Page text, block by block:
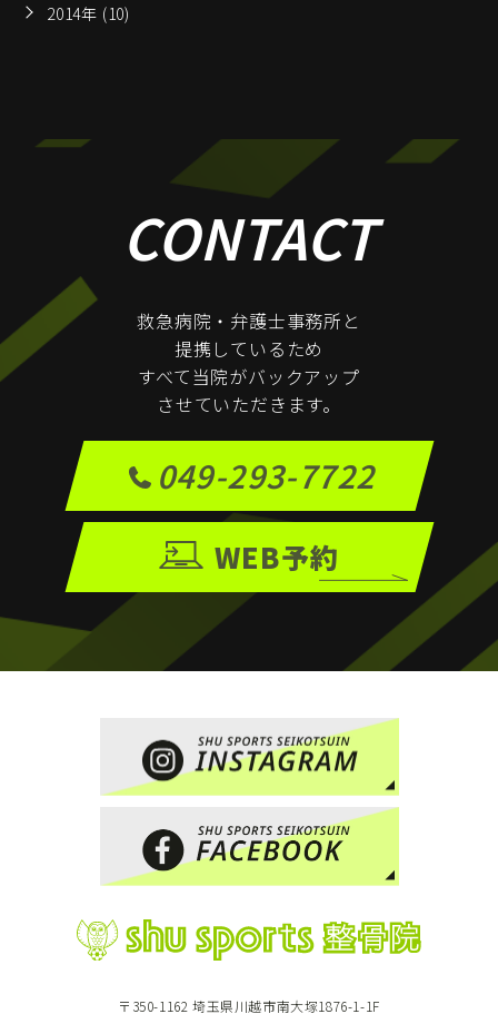
2014年 (10)
CONTACT
救急病院・弁護士事務所と
提携しているため
すべて当院がバックアップ
させていただきます。
049-293-7722
WEB予約
〒350-1162 埼玉県川越市南大塚1876-1-1F